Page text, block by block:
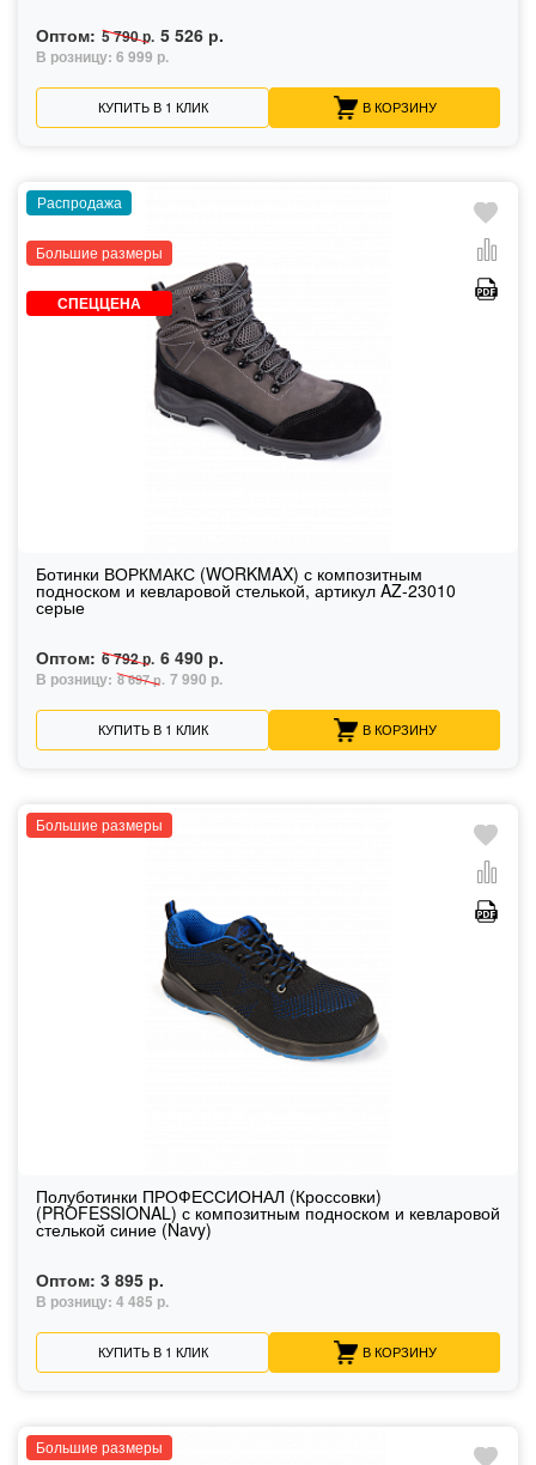
Оптом: 5 790 р. 5 526 р.
В розницу: 6 999 р.
КУПИТЬ В 1 КЛИК В КОРЗИНУ
Распродажа
Большие размеры
СПЕЦЦЕНА
Ботинки ВОРКМАКС (WORKMAX) с композитным
подноском и кевларовой стелькой, артикул AZ-23010
серые
Оптом: 6 792 р. 6 490 р.
В розницу: 8 697 р. 7 990 р.
КУПИТЬ В 1 КЛИК В КОРЗИНУ
Большие размеры
Полуботинки ПРОФЕССИОНАЛ (Кроссовки)
(PROFESSIONAL) с композитным подноском и кевларовой
стелькой синие (Navy)
Оптом: 3 895 р.
В розницу: 4 485 р.
КУПИТЬ В 1 КЛИК В КОРЗИНУ
Большие размеры